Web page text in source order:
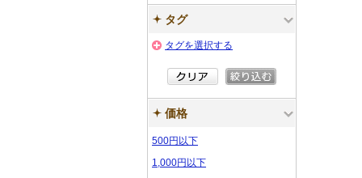
タグ
タグを選択する
価格
500円以下
1,000円以下